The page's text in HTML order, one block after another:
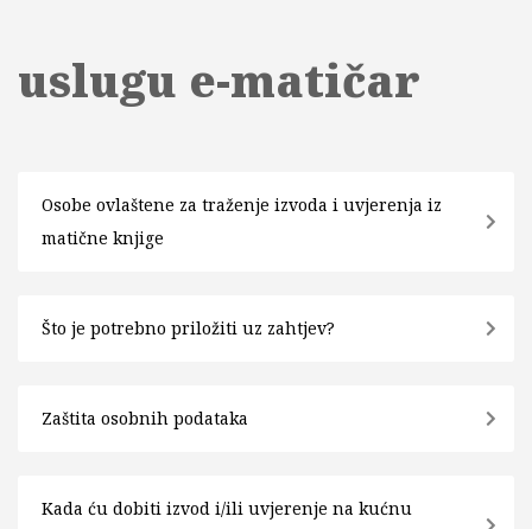
uslugu e-matičar
Osobe ovlaštene za traženje izvoda i uvjerenja iz
matične knjige
Što je potrebno priložiti uz zahtjev?
Zaštita osobnih podataka
Kada ću dobiti izvod i/ili uvjerenje na kućnu